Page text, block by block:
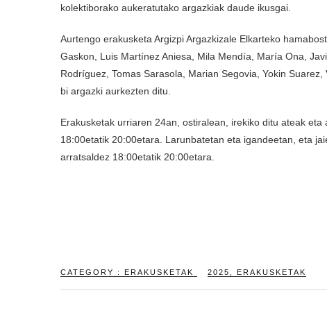
kolektiborako aukeratutako argazkiak daude ikusgai.
Aurtengo erakusketa Argizpi Argazkizale Elkarteko
Gaskon, Luis Martínez Aniesa, Mila Mendía, María Ona,
Rodríguez, Tomas Sarasola, Marian Segovia, Yokin
bi argazki aurkezten ditu.
Erakusketak urriaren 24an, ostiralean, irekiko ditu ateak
18:00etatik 20:00etara. Larunbatetan eta igandeetan, eta
arratsaldez 18:00etatik 20:00etara.
CATEGORY : ERAKUSKETAK 2025 ERAKUSKETAK